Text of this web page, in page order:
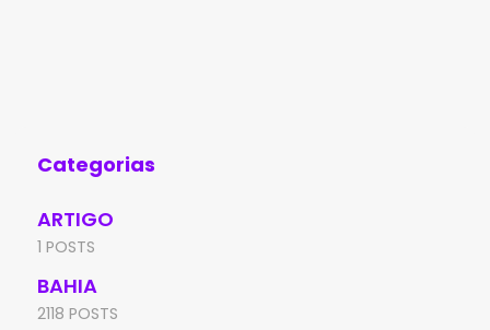
Categorias
ARTIGO
1 POSTS
BAHIA
2118 POSTS